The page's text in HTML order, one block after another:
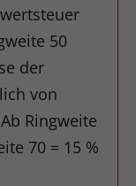
50
der
von
Ringweite
70 = 15 %